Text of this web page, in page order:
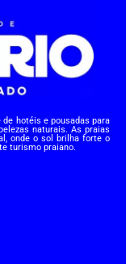
hotéis e pousadas para
naturais. As praias
onde o sol brilha forte o
turismo praiano.